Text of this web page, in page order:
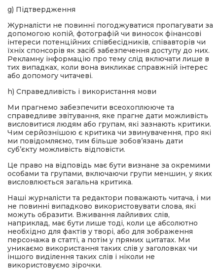
g) Підтвердження
Журналісти не повинні погоджуватися пропагувати за
допомогою копій, фотографій чи виносок фінансові
інтереси потенційних співбесідників, співавторів чи
їхніх спонсорів як засіб забезпечення доступу до них.
Рекламну інформацію про тему слід включати лише в
тих випадках, коли вона викликає справжній інтерес
або допомогу читачеві.
h) Справедливість і використання мови
Ми прагнемо забезпечити всеохоплююче та
справедливе звітування, яке прагне дати можливість
висловитися людям або групам, які зазнають критики.
Чим серйознішою є критика чи звинувачення, про які
ми повідомляємо, тим більше зобов’язань дати
суб’єкту можливість відповісти.
Це право на відповідь має бути визнане за окремими
особами та групами, включаючи групи меншин, у яких
висловлюється загальна критика.
Наші журналісти та редактори поважають читача, і ми
не повинні випадково використовувати слова, які
можуть образити. Вживання лайливих слів,
наприклад, має бути лише тоді, коли це абсолютно
необхідно для фактів у творі, або для зображення
персонажа в статті, а потім у прямих цитатах. Ми
уникаємо використання таких слів у заголовках чи
іншого виділення таких слів і ніколи не
використовуємо зірочки.